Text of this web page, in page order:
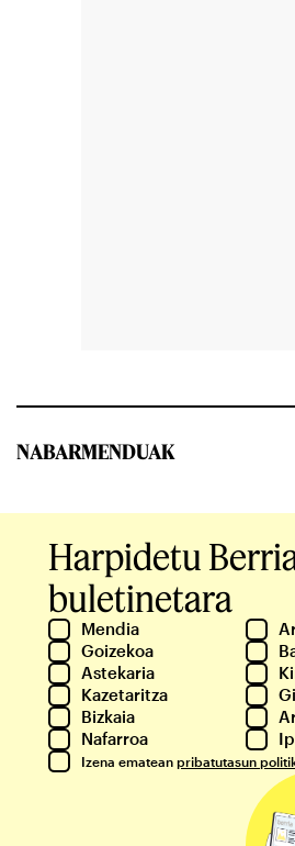
NABARMENDUAK
Harpidetu
buletinetara
Mendia
Goizekoa
Astekaria
Kazetaritza
Bizkaia
Nafarroa
Izena ematean pribatutasun